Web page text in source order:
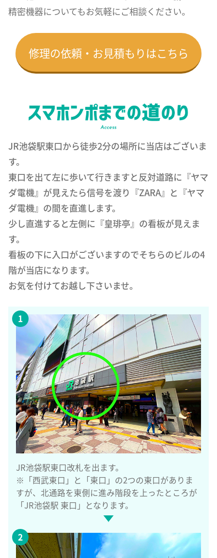
精密機器についてもお気軽にご相談ください。
修理の依頼・お見積もりはこちら
JR池袋駅東口から徒歩2分の場所に当店はございま
す。
東口を出て左に歩いて行きますと反対道路に『ヤマ
ダ電機』が見えたら信号を渡り『ZARA』と『ヤマ
ダ電機』の間を直進します。
少し直進すると左側に『皇琲亭』の看板が見えま
す。
看板の下に入口がございますのでそちらのビルの4
階が当店になります。
お気を付けてお越し下さいませ。
JR池袋駅東口改札を出ます。
※「西武東口」と「東口」の2つの東口がありま
すが、北通路を東側に進み階段を上ったところが
「JR池袋駅 東口」となります。